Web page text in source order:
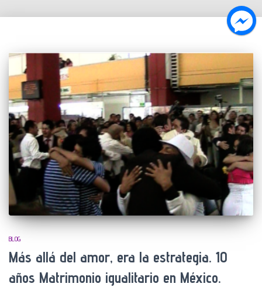
BLOG
Más allá del amor, era la estrategia. 10
años Matrimonio igualitario en México.